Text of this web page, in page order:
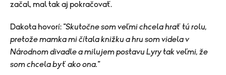
začal, mal tak aj pokračovať.
Dakota hovorí: "Skutočne som veľmi chcela hrať tú rolu,
pretože mamka mi čítala knižku a hru som videla v
Národnom divadle a milujem postavu Lyry tak veľmi, že
som chcela byť ako ona."